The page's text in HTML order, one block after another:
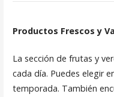
Productos Frescos y
La sección de frutas y
cada día. Puedes elegir
temporada. También